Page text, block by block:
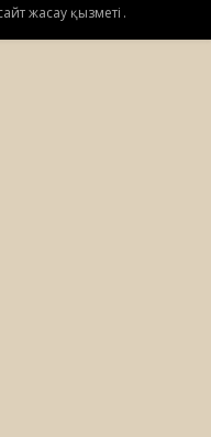
жасау қызметі .